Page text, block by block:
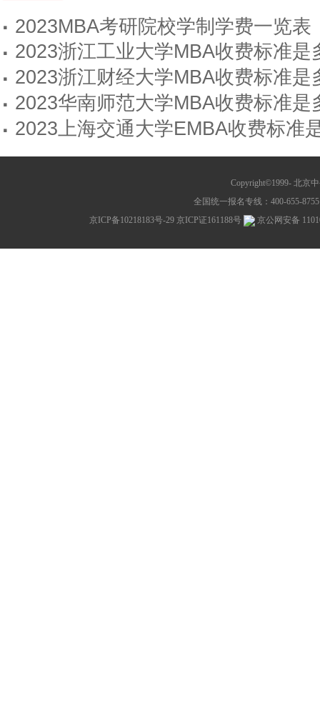
· 2023MBA考研院校学制学费一览表
· 2023浙江工业大学MBA收费标准是
· 2023浙江财经大学MBA收费标准是
· 2023华南师范大学MBA收费标准是
· 2023上海交通大学EMBA收费标准
Copyright©1999- 北京
全国统一报名专线：400-655-
京ICP备10218183号-29 京ICP证161188号 京公网安备